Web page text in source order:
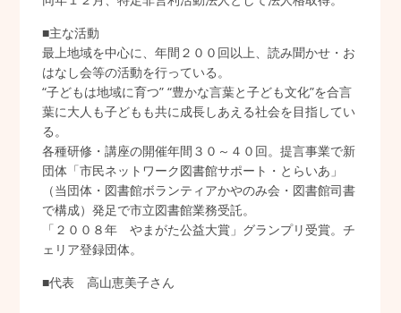
■主な活動
最上地域を中心に、年間２００回以上、読み聞かせ・お
はなし会等の活動を行っている。
“子どもは地域に育つ” “豊かな言葉と子ども文化”を合言
葉に大人も子どもも共に成長しあえる社会を目指してい
る。
各種研修・講座の開催年間３０～４０回。提言事業で新
団体「市民ネットワーク図書館サポート・とらいあ」
（当団体・図書館ボランティアかやのみ会・図書館司書
で構成）発足で市立図書館業務受託。
「２００８年 やまがた公益大賞」グランプリ受賞。チ
ェリア登録団体。
■代表 高山恵美子さん